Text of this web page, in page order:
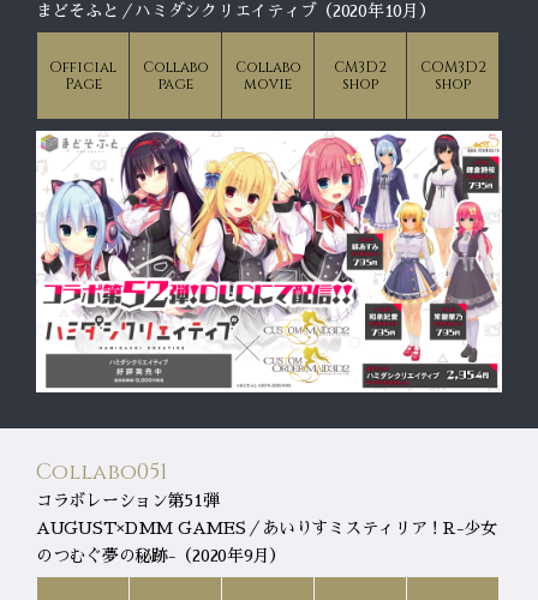
まどそふと／ハミダシクリエイティブ（2020年10月）
Official
Page
Collabo
page
Collabo
movie
CM3D2
shop
COM3D2
shop
Collabo051
コラボレーション第51弾
AUGUST×DMM GAMES／あいりすミスティリア！R-少女
のつむぐ夢の秘跡-（2020年9月）